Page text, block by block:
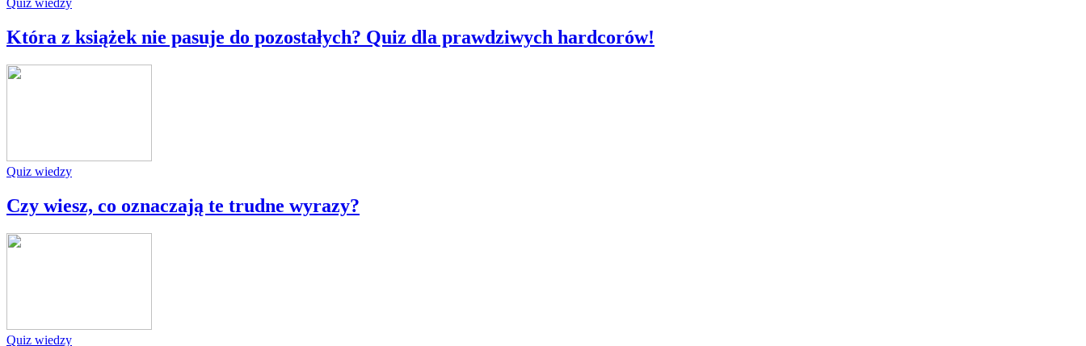
Quiz wiedzy
Która z książek nie pasuje do pozostałych? Quiz dla prawdziwych hardcorów!
Quiz wiedzy
Czy wiesz, co oznaczają te trudne wyrazy?
Quiz wiedzy